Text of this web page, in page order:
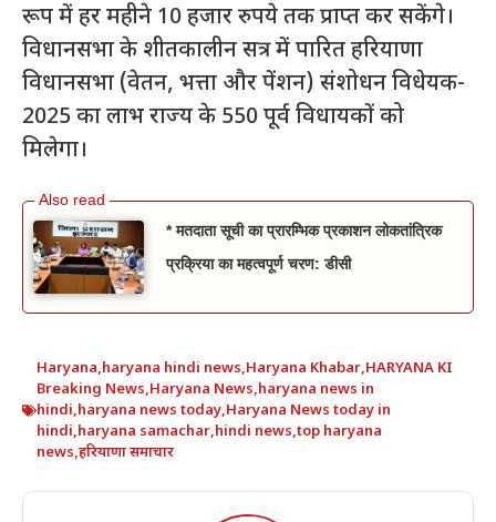
रूप में हर महीने 10 हजार रुपये तक प्राप्त कर सकेंगे।
विधानसभा के शीतकालीन सत्र में पारित हरियाणा
विधानसभा (वेतन, भत्ता और पेंशन) संशोधन विधेयक-
2025 का लाभ राज्य के 550 पूर्व विधायकों को
मिलेगा।
* मतदाता सूची का प्रारम्भिक प्रकाशन लोकतांत्रिक
प्रक्रिया का महत्वपूर्ण चरण: डीसी
Haryana,haryana hindi news,Haryana Khabar,HARYANA KI
Breaking News,Haryana News,haryana news in
hindi,haryana news today,Haryana News today in
hindi,haryana samachar,hindi news,top haryana
news,हरियाणा समाचार